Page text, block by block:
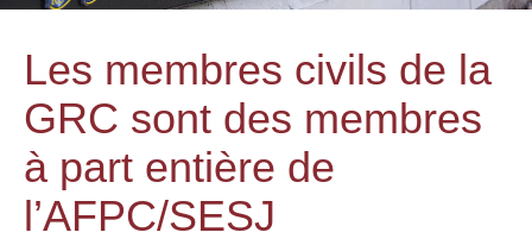
Les membres civils de la
GRC sont des membres
à part entière de
l’AFPC/SESJ